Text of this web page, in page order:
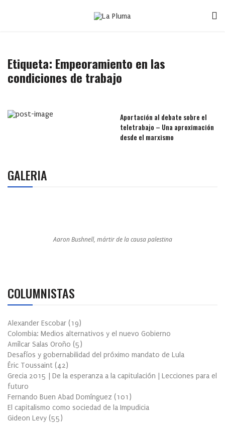
Etiqueta: Empeoramiento en las
condiciones de trabajo
Aportación al debate sobre el
teletrabajo – Una aproximación
desde el marxismo
GALERIA
Aaron Bushnell, mártir de la causa palestina
COLUMNISTAS
Alexander Escobar (19)
Colombia: Medios alternativos y el nuevo Gobierno
Amílcar Salas Oroño (5)
Desafíos y gobernabilidad del próximo mandato de Lula
Éric Toussaint (42)
Grecia 2015 | De la esperanza a la capitulación | Lecciones para el
futuro
Fernando Buen Abad Domínguez (101 )
El capitalismo como sociedad de la Impudicia
Gideon Levy (55)